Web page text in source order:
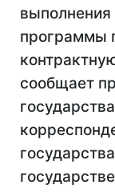
выполнения
программы
сообщает